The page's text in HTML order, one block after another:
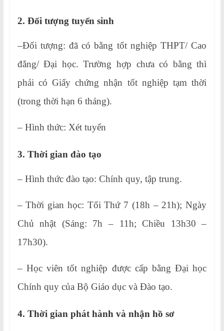
2. Đối tượng tuyển sinh
–Đối tượng: đã có bằng tốt nghiệp THPT/ Cao
đẳng/ Đại học. Trường hợp chưa có bằng thì
phải có Giấy chứng nhận tốt nghiệp tạm thời
(trong thời hạn 6 tháng).
– Hình thức: Xét tuyển
3. Thời gian đào tạo
– Hình thức đào tạo: Chính quy, tập trung.
– Thời gian học: Tối Thứ 7 (18h – 21h); Ngày
Chủ nhật (Sáng: 7h – 11h; Chiều 13h30 –
17h30).
– Học viên tốt nghiệp được cấp bằng Đại học
Chính quy của Bộ Giáo dục và Đào tạo.
4. Thời gian phát hành và nhận hồ sơ